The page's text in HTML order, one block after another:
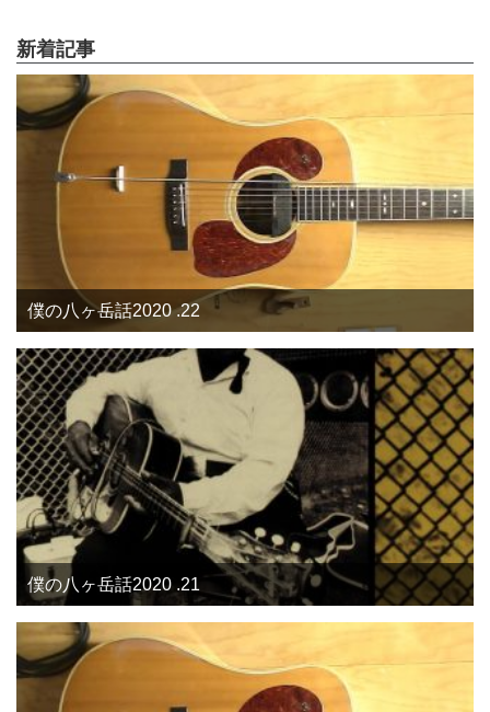
新着記事
僕の八ヶ岳話2020 .22
僕の八ヶ岳話2020 .21